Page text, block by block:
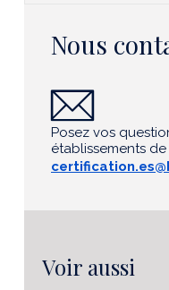
Nous
Posez vos
établissements
Voir aussi